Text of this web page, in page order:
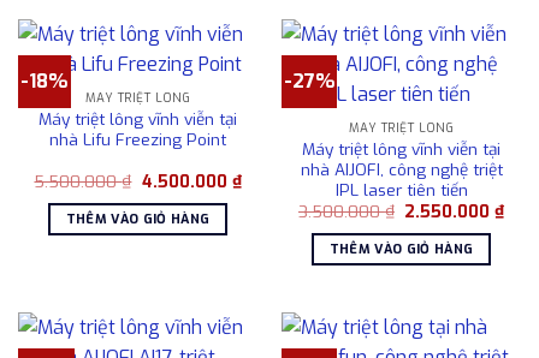
-18%
MÁY TRIỆT LÔNG
Máy triệt lông vĩnh viễn tại
nhà Lifu Freezing Point
5.500.000₫ Giá
là:
5.500.000 ₫.
4.500.000 ₫Giá
hiện
4.500.000 ₫.
THÊM VÀO GIỎ HÀNG
-27%
MÁY TRIỆT LÔNG
Máy triệt lông vĩnh viễn tại
nhà AIJOFI, công nghệ triệt
IPL laser tiên tiến
3.500.000₫ Giá
là:
3.500.000 ₫.
2.550.000₫Giá
hiện
THÊM VÀO GIỎ HÀNG